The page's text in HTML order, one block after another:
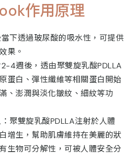
作用原理
下透過玻尿酸的吸水性，可提供
果。
4週後，透由聚雙旋乳酸PDLLA
蛋白、彈性纖維等相關蛋白開始
、澎潤與淡化皺紋、細紋等功
聚雙旋乳酸PDLLA注射於人體
增生，幫助肌膚維持在美麗的狀
生物可分解性，可被人體安全分